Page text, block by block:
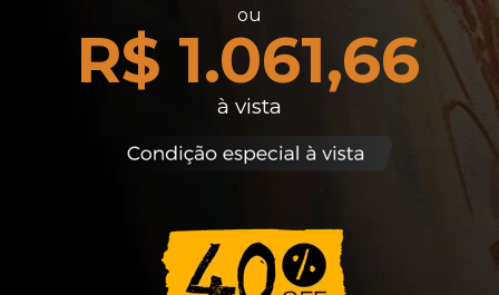
ou
R$ 1.061,66
à vista